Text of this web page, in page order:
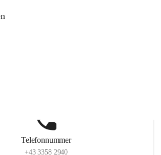
Telefonnummer
+43 3358 2940